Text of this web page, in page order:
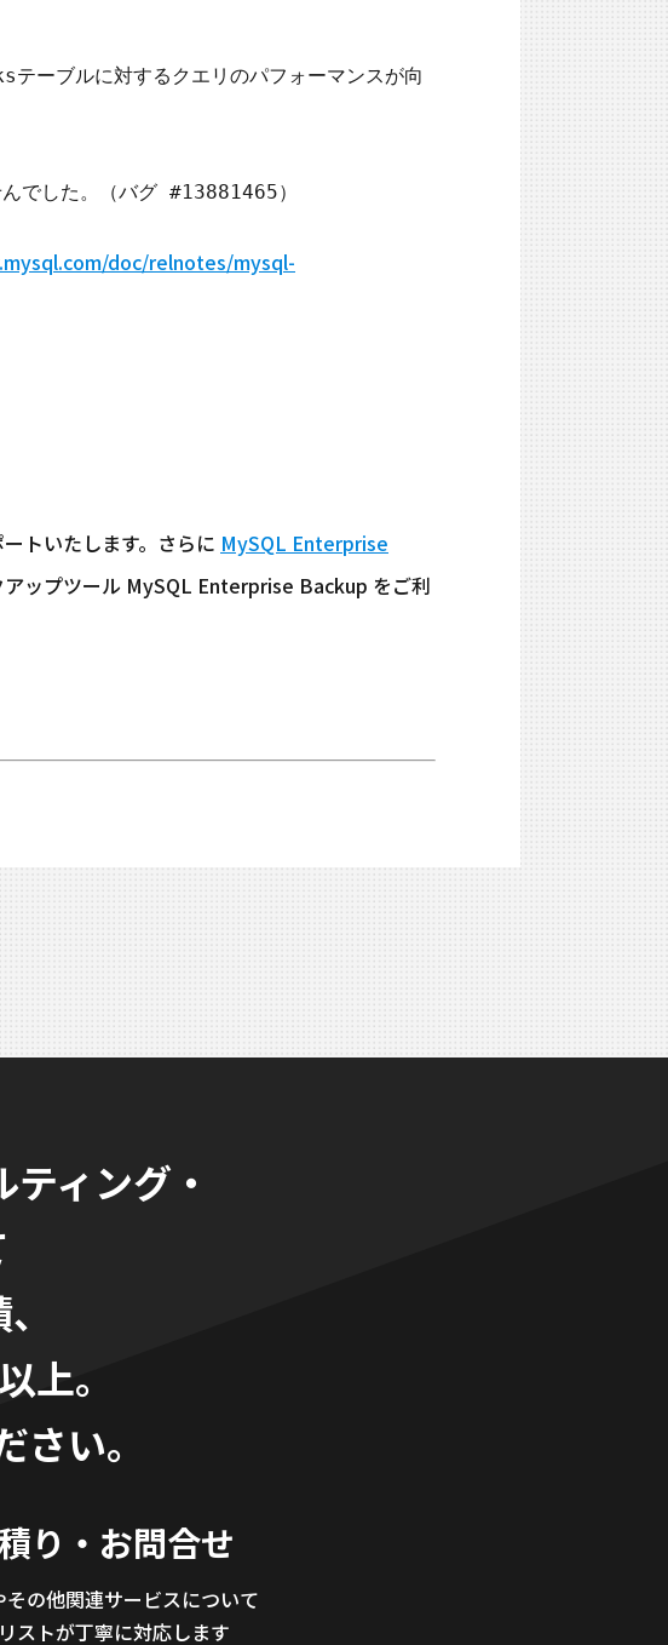
ブルに対するクエリのパフォーマンスが向
doc/relnotes/mysql-
トいたします。さらに MySQL Enterprise
ップツール MySQL Enterprise Backup をご利
ィング・
上。
い。
り・お問合せ
その他関連サービスについて
ストが丁寧に対応します